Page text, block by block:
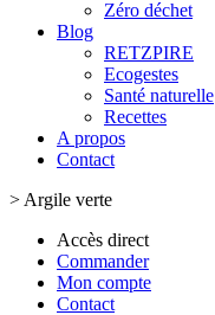
Zéro déchet
Blog
RETZPIRE
Ecogestes
Santé naturelle
Recettes
A propos
Contact
> Argile verte
Accès direct
Commander
Mon compte
Contact